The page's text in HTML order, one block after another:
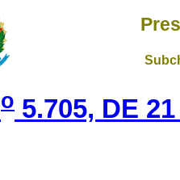
o 5.705, DE